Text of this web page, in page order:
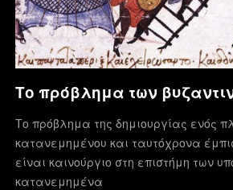
Το πρόβλημα των
Το πρόβλημα της δημιουργίας ενός
κατανεμημένου και ταυτόχρονα
είναι καινούργιο στη επιστήμη των
κατανεμημένα